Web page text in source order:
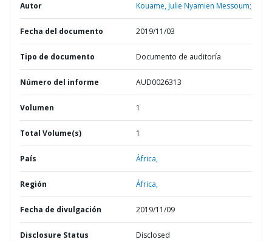
Autor Kouame, Julie Nyamien Messoum;
Fecha del documento 2019/11/03
Tipo de documento Documento de auditoría
Número del informe AUD0026313
Volumen 1
Total Volume(s) 1
País África,
Región África,
Fecha de divulgación 2019/11/09
Disclosure Status Disclosed